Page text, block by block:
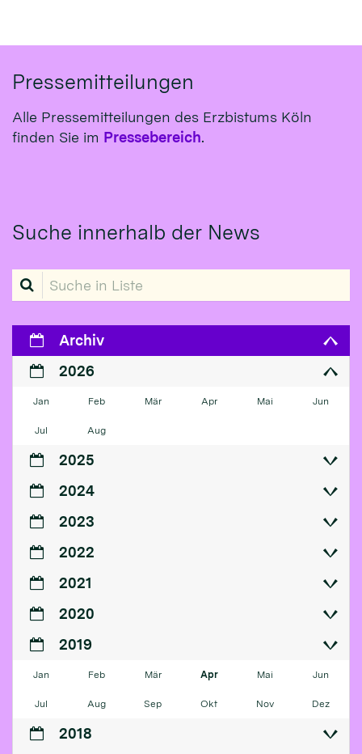
Pressemitteilungen
Alle Pressemitteilungen des Erzbistums Köln
finden Sie im Pressebereich.
Suche innerhalb der News
Suche in Liste
Archiv
2026
Jan Feb Mär Apr Mai Jun
Jul Aug
2025
2024
2023
2022
2021
2020
2019
Jan Feb Mär Apr Mai Jun
Jul Aug Sep Okt Nov Dez
2018